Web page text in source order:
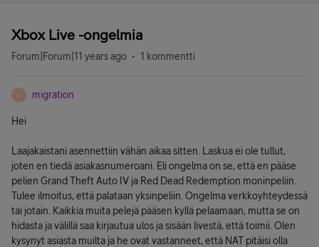
Xbox Live -ongelmia
Forum|Forum|11 years ago 1 kommentti
M migration
Hei
Laajakaistani asennettiin vähän aikaa sitten. Laskua ei ole tullut,
joten en tiedä asiakasnumeroani. Eli ongelma on se, että en pääse
pelien Grand Theft Auto IV ja Red Dead Redemption moninpeliin.
Tulee ilmoitus, että palataan yksinpeliin. Ongelma verkkoyhteydessä
tai jotain. Kaikkia muita pelejä pääsen kyllä pelaamaan, mutta se on
hidasta ja välillä saa kirjautua ulos ja sisään livestä, että toimii. Olen
kysynyt asiasta muilta ja he ovat vastanneet, että NAT pitäisi olla